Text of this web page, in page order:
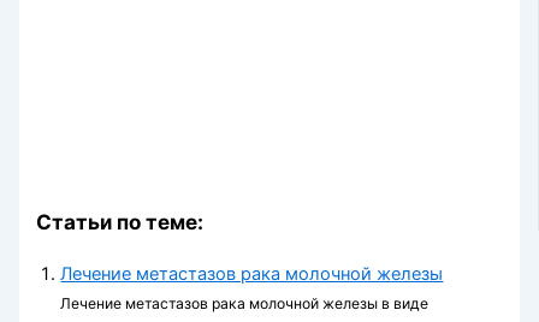
Статьи по теме:
Лечение метастазов рака молочной железы
Лечение метастазов рака молочной железы в виде